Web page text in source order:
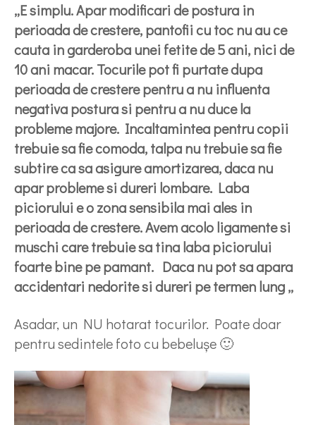
„E simplu. Apar modificari de postura in
perioada de crestere, pantofii cu toc nu au ce
cauta in garderoba unei fetite de 5 ani, nici de
10 ani macar. Tocurile pot fi purtate dupa
perioada de crestere pentru a nu influenta
negativa postura si pentru a nu duce la
probleme majore. Incaltamintea pentru copii
trebuie sa fie comoda, talpa nu trebuie sa fie
subtire ca sa asigure amortizarea, daca nu
apar probleme si dureri lombare. Laba
piciorului e o zona sensibila mai ales in
perioada de crestere. Avem acolo ligamente si
muschi care trebuie sa tina laba piciorului
foarte bine pe pamant. Daca nu pot sa apara
accidentari nedorite si dureri pe termen lung „
Asadar, un NU hotarat tocurilor. Poate doar
pentru sedintele foto cu bebelușe 🙂